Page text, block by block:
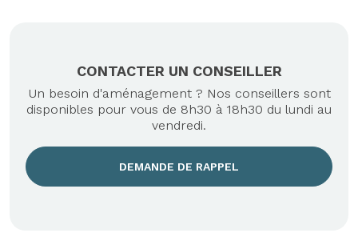
CONTACTER UN CONSEILLER
Un besoin d'aménagement ? Nos conseillers sont
disponibles pour vous de 8h30 à 18h30 du lundi au
vendredi.
DEMANDE DE RAPPEL